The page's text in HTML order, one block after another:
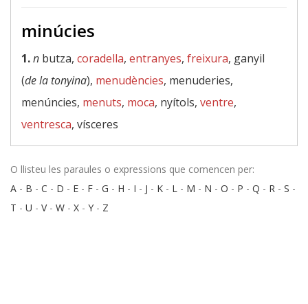
minúcies
1.n butza, coradella, entranyes, freixura, ganyil
(de la tonyina), menudències, menuderies,
menúncies, menuts, moca, nyítols, ventre,
ventresca, vísceres
O llisteu les paraules o expressions que comencen per:
A - B - C - D - E - F - G - H - I - J - K - L - M - N - O - P - Q - R - S -
T - U - V- W - X - Y - Z